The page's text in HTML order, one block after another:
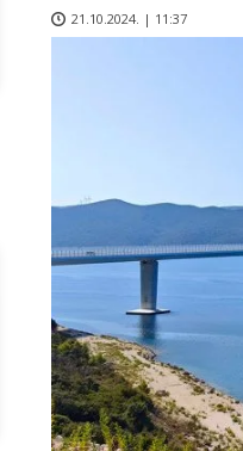
21.10.2024. | 11:37